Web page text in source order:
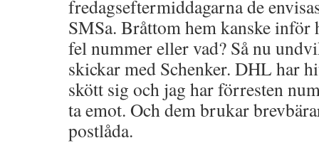
fredagseftermiddagarna de
SMSa. Bråttom hem kanske
fel nummer eller vad? Så nu
skickar med Schenker. DHL har
skött sig och jag har förresten
ta emot. Och dem brukar
postlåda.